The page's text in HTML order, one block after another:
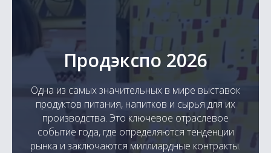
Продэкспо 2026
Одна из самых значительных в мире выставок
продуктов питания, напитков и сырья для их
производства. Это ключевое отраслевое
событие года, где определяются тенденции
рынка и заключаются миллиардные контракты.